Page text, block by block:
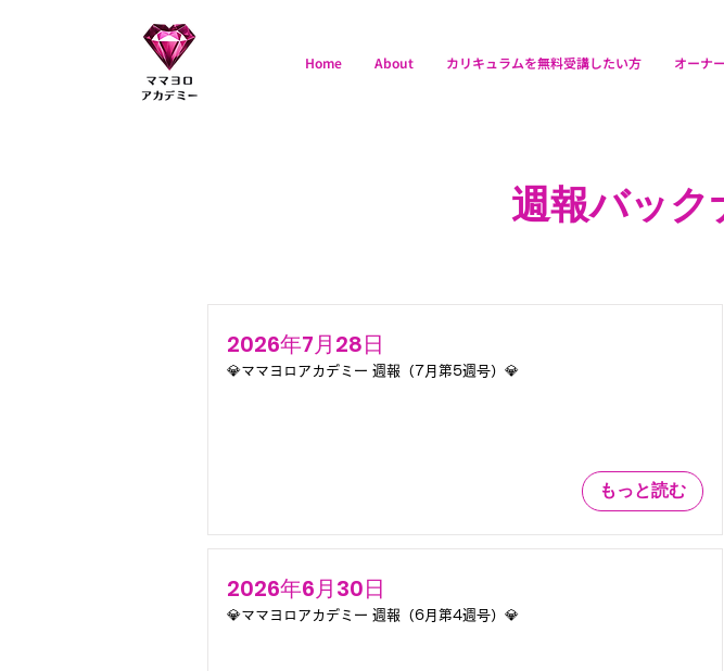
Home About カリキュラムを無料受講したい方 オーナ
週報バッ
2026年7月28日
💎ママヨロアカデミー 週報（7月第5週号）💎
もっと読む
2026年6月30日
💎ママヨロアカデミー 週報（6月第4週号）💎